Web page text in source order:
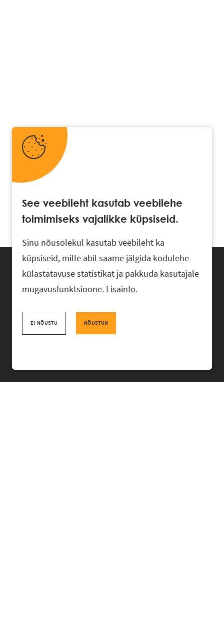
+372 618 0820,rask@rask.ee
See veebileht kasutab veebilehe
toimimiseks vajalikke küpsiseid.
Sinu nõusolekul kasutab veebileht ka
küpsiseid, mille abil saame jälgida kodulehe
külastatavuse statistikat ja pakkuda kasutajale
mugavusfunktsioone. Lisainfo.
EI NÕUSTU NÕUSTUN